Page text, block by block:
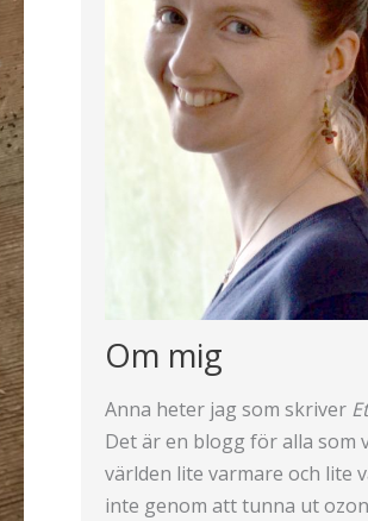
Om mig
Anna heter jag som skriver
Det är en blogg för alla som
världen lite varmare och lite
inte genom att tunna ut